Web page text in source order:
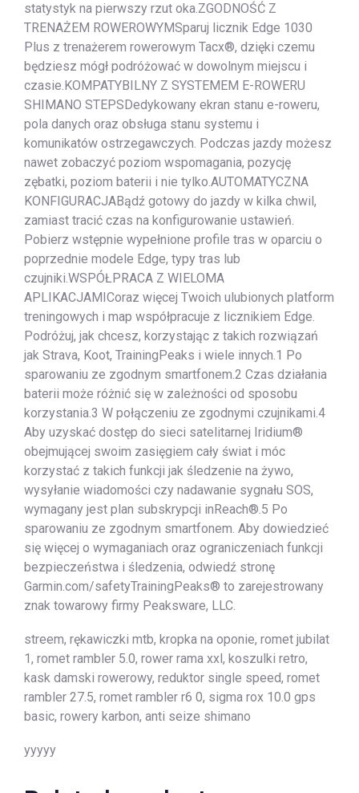
statystyk na pierwszy rzut oka.ZGODNOŚĆ Z
TRENAŻEM ROWEROWYMSparuj licznik Edge 1030
Plus z trenażerem rowerowym Tacx®, dzięki czemu
będziesz mógł podróżować w dowolnym miejscu i
czasie.KOMPATYBILNY Z SYSTEMEM E-ROWERU
SHIMANO STEPSDedykowany ekran stanu e-roweru,
pola danych oraz obsługa stanu systemu i
komunikatów ostrzegawczych. Podczas jazdy możesz
nawet zobaczyć poziom wspomagania, pozycję
zębatki, poziom baterii i nie tylko.AUTOMATYCZNA
KONFIGURACJABądź gotowy do jazdy w kilka chwil,
zamiast tracić czas na konfigurowanie ustawień.
Pobierz wstępnie wypełnione profile tras w oparciu o
poprzednie modele Edge, typy tras lub
czujniki.WSPÓŁPRACA Z WIELOMA
APLIKACJAMICoraz więcej Twoich ulubionych platform
treningowych i map współpracuje z licznikiem Edge.
Podróżuj, jak chcesz, korzystając z takich rozwiązań
jak Strava, Koot, TrainingPeaks i wiele innych.1 Po
sparowaniu ze zgodnym smartfonem.2 Czas działania
baterii może różnić się w zależności od sposobu
korzystania.3 W połączeniu ze zgodnymi czujnikami.4
Aby uzyskać dostęp do sieci satelitarnej Iridium®
obejmującej swoim zasięgiem cały świat i móc
korzystać z takich funkcji jak śledzenie na żywo,
wysyłanie wiadomości czy nadawanie sygnału SOS,
wymagany jest plan subskrypcji inReach®.5 Po
sparowaniu ze zgodnym smartfonem. Aby dowiedzieć
się więcej o wymaganiach oraz ograniczeniach funkcji
bezpieczeństwa i śledzenia, odwiedź stronę
Garmin.com/safetyTrainingPeaks® to zarejestrowany
znak towarowy firmy Peaksware, LLC.
streem, rękawiczki mtb, kropka na oponie, romet jubilat
1, romet rambler 5.0, rower rama xxl, koszulki retro,
kask damski rowerowy, reduktor single speed, romet
rambler 27.5, romet rambler r6 0, sigma rox 10.0 gps
basic, rowery karbon, anti seize shimano
yyyyy